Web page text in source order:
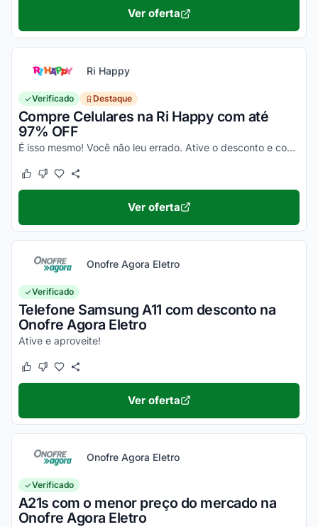
Ver oferta
Ri Happy
Verificado Destaque
Compre Celulares na Ri Happy com até
97% OFF
É isso mesmo! Você não leu errado. Ative o desconto e confira essa novidade!
Este cupom funcionou
Este cupom não funcionou
Ver oferta
Onofre Agora Eletro
Verificado
Telefone Samsung A11 com desconto na
Onofre Agora Eletro
Ative e aproveite!
Este cupom funcionou
Este cupom não funcionou
Ver oferta
Onofre Agora Eletro
Verificado
A21s com o menor preço do mercado na
Onofre Agora Eletro